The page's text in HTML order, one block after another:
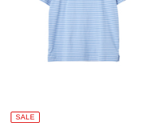
SALE